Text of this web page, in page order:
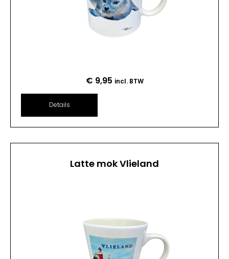
€ 9,95 incl. BTW
Details
Latte mok Vlieland